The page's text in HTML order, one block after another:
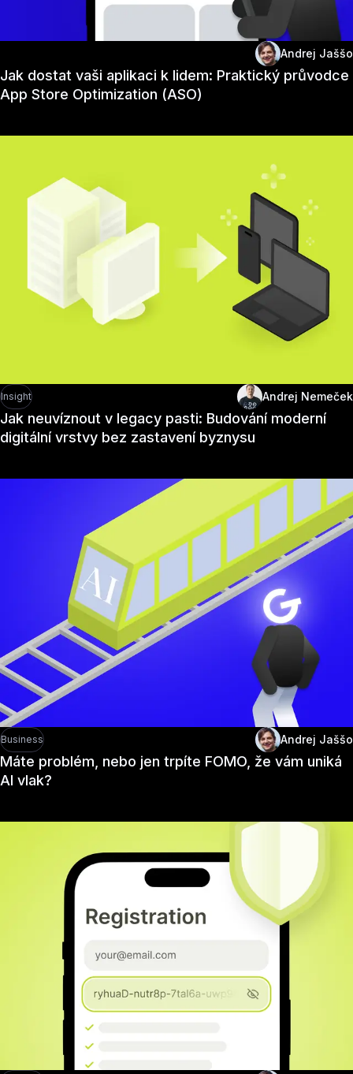
Andrej Jaššo
Jak dostat vaši aplikaci k lidem: Praktický průvodce
App Store Optimization (ASO)
Insight Andrej Nemeček
Jak neuvíznout v legacy pasti: Budování moderní
digitální vrstvy bez zastavení byznysu
Business Andrej Jaššo
Máte problém, nebo jen trpíte FOMO, že vám uniká
AI vlak?